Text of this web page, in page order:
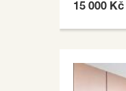
15 000 Kč